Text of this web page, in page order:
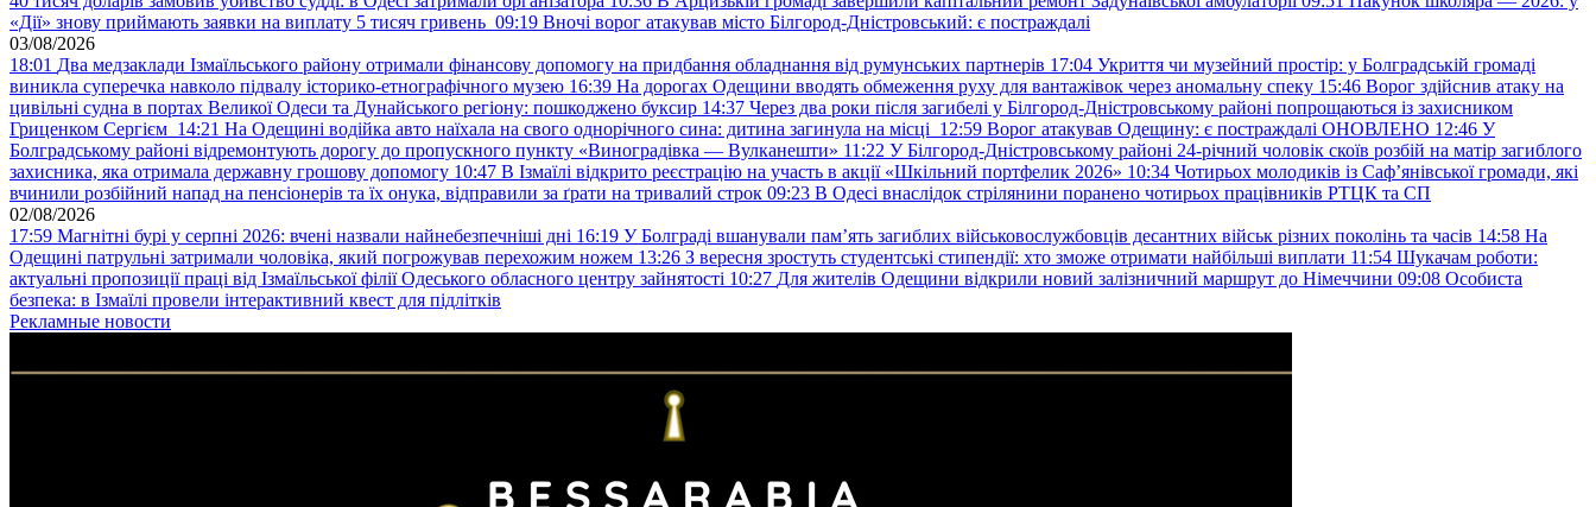
«Дії» знову приймають заявки на виплату 5 тисяч гривень 09:19 Вночі ворог атакував місто Білгород-Дністровський: є постраждалі
03/08/2026
18:01 Два медзаклади Ізмаїльського району отримали фінансову допомогу на придбання обладнання від румунських партнерів 17:04 Укриття чи музейний простір: у Болградській громаді
виникла суперечка навколо підвалу історико-етнографічного музею 16:39 На дорогах Одещини вводять обмеження руху для вантажівок через аномальну спеку 15:46 Ворог здійснив атаку на
цивільні судна в портах Великої Одеси та Дунайського регіону: пошкоджено буксир 14:37 Через два роки після загибелі у Білгород-Дністровському районі попрощаються із захисником
Гриценком Сергієм 14:21 На Одещині водійка авто наїхала на свого однорічного сина: дитина загинула на місці 12:59 Ворог атакував Одещину: є постраждалі ОНОВЛЕНО 12:46 У
Болградському районі відремонтують дорогу до пропускного пункту «Виноградівка — Вулканешти» 11:22 У Білгород-Дністровському районі 24-річний чоловік скоїв розбій на матір загиблого
захисника, яка отримала державну грошову допомогу 10:47 В Ізмаїлі відкрито реєстрацію на участь в акції «Шкільний портфелик 2026» 10:34 Чотирьох молодиків із Саф’янівської громади, які
вчинили розбійний напад на пенсіонерів та їх онука, відправили за ґрати на тривалий строк 09:23 В Одесі внаслідок стрілянини поранено чотирьох працівників РТЦК та СП
02/08/2026
17:59 Магнітні бурі у серпні 2026: вчені назвали найнебезпечніші дні 16:19 У Болграді вшанували пам’ять загиблих військовослужбовців десантних військ різних поколінь та часів 14:58 На
Одещині патрульні затримали чоловіка, який погрожував перехожим ножем 13:26 З вересня зростуть студентські стипендії: хто зможе отримати найбільші виплати 11:54 Шукачам роботи:
актуальні пропозиції праці від Ізмаїльської філії Одеського обласного центру зайнятості 10:27 Для жителів Одещини відкрили новий залізничний маршрут до Німеччини 09:08 Особиста
безпека: в Ізмаїлі провели інтерактивний квест для підлітків
Рекламные новости